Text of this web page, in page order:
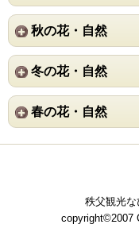
秋の花・自然
冬の花・自然
春の花・自然
秩父観光な
copyright©2007